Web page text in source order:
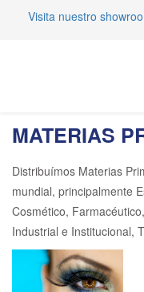
Visita nuestro
MATERIAS
Distribuímos Materias
mundial, principalmente
Cosmético,
Industrial e Institucional,